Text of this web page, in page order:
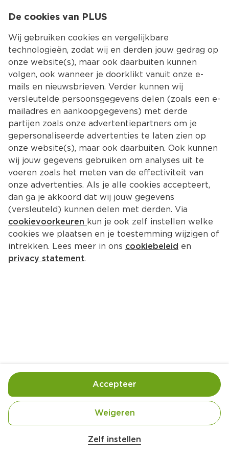
Kies jouw
Ingrediënten Bereiding
Belangrijke veiligheidswaarschuwing
De cookies van PLUS
Wij gebruiken cookies en vergelijkbare
technologieën, zodat wij en derden jouw gedrag op
onze website(s), maar ook daarbuiten kunnen
volgen, ook wanneer je doorklikt vanuit onze e-
mails en nieuwsbrieven. Verder kunnen wij
versleutelde persoonsgegevens delen (zoals een e-
mailadres en aankoopgegevens) met derde
partijen zoals onze advertentiepartners om je
gepersonaliseerde advertenties te laten zien op
onze website(s), maar ook daarbuiten. Ook kunnen
wij jouw gegevens gebruiken om analyses uit te
voeren zoals het meten van de effectiviteit van
onze advertenties. Als je alle cookies accepteert,
dan ga je akkoord dat wij jouw gegevens
(versleuteld) kunnen delen met derden. Via
cookievoorkeuren kun je ook zelf instellen welke
cookies we plaatsen en je toestemming wijzigen of
intrekken. Lees meer in ons cookiebeleid en
privacy statement.
Zelf instellen
Weigeren
Accepteer